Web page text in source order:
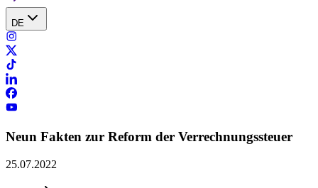
DE
Neun Fakten zur Reform der Verrechnungssteuer
25.07.2022